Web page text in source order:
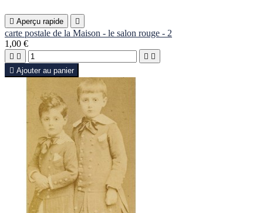
 Aperçu rapide 
carte postale de la Maison - le salon rouge - 2
1,00 €
   
 Ajouter au panier